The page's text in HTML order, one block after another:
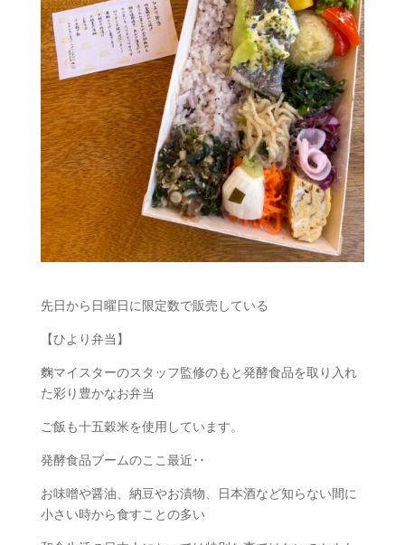
先日から日曜日に限定数で販売している
【ひより弁当】
麴マイスターのスタッフ監修のもと発酵食品を取り入れ
た彩り豊かなお弁当
ご飯も十五穀米を使用しています。
発酵食品ブームのここ最近･･
お味噌や醤油、納豆やお漬物、日本酒など知らない間に
小さい時から食すことの多い